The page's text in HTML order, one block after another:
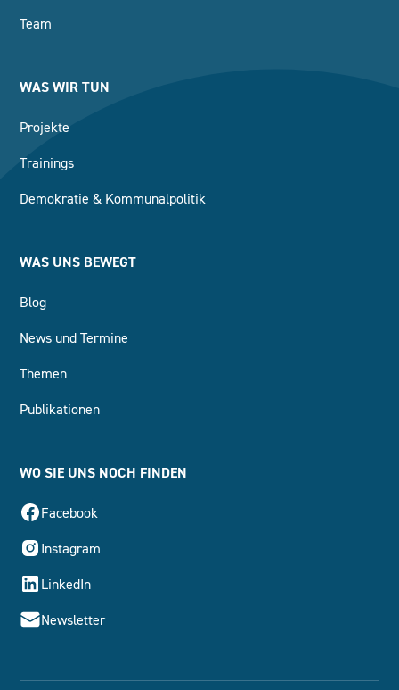
Team
WAS WIR TUN
Projekte
Trainings
Demokratie & Kommunalpolitik
WAS UNS BEWEGT
Blog
News und Termine
Themen
Publikationen
WO SIE UNS NOCH FINDEN
Facebook
Instagram
LinkedIn
Newsletter